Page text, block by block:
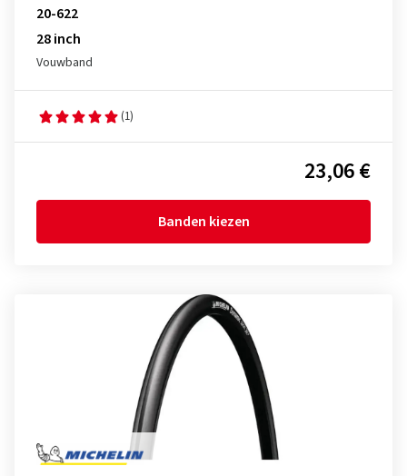
20-622
28 inch
Vouwband
(1)
23,06 €
Banden kiezen